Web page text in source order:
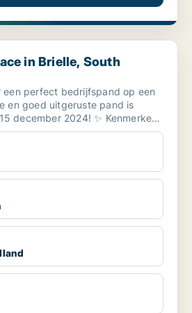
South Holland
in Brielle, South
een perfect bedrijfspand op een
en goed uitgeruste pand is
december 2024! ✨ Kenmerken: